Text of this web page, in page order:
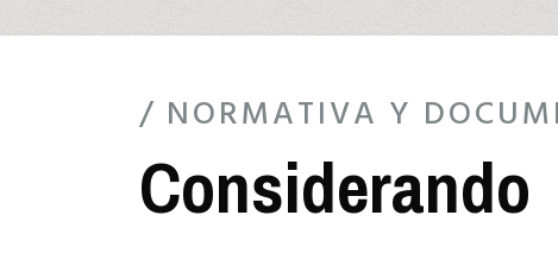
/ NORMATIVA Y
Considerando